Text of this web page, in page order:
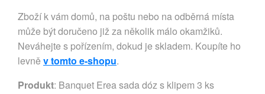
Zboží k vám domů, na poštu nebo na odběrná místa
může být doručeno již za několik málo okamžiků.
Neváhejte s pořízením, dokud je skladem. Koupíte ho
levně v tomto e-shopu.
Produkt: Banquet Erea sada dóz s klipem 3 ks